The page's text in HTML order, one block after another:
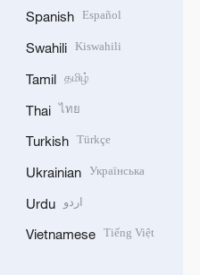
Spanish Español
Swahili Kiswahili
Tamil தமிழ்
Thai ไทย
Turkish Türkçe
Ukrainian Українська
Urdu اردو
Vietnamese Tiếng Việt